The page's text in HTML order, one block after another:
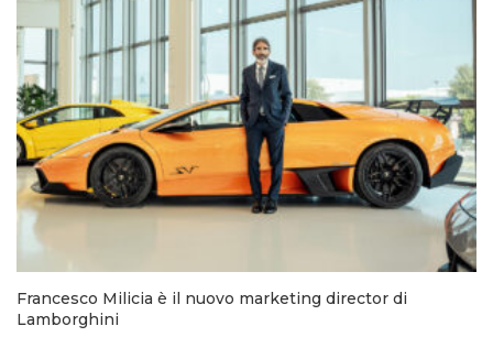
Francesco Milicia è il nuovo marketing director di
Lamborghini